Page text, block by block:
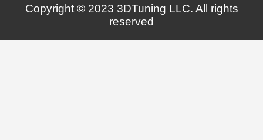
Copyright © 2023 3DTuning LLC. All rights
reserved